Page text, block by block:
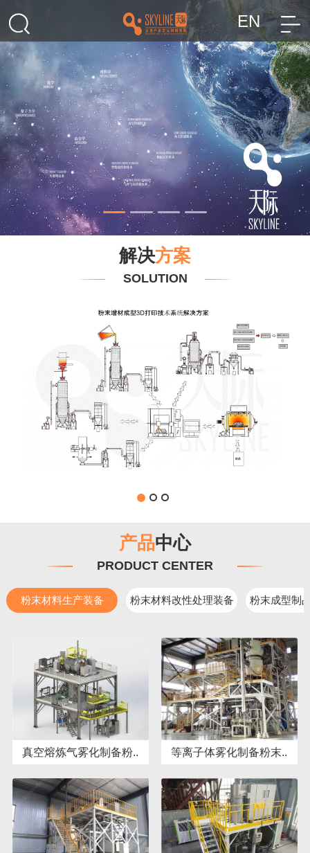
EN
解决方案
SOLUTION
产品中心
PRODUCT CENTER
粉末材料生产装备 粉末材料改性处理装备 粉末成型制
真空熔炼气雾化制备粉.. 等离子体雾化制备粉末..